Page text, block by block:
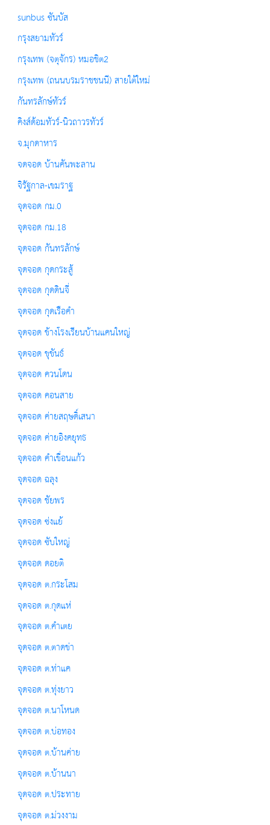
sunbus ซันบัส
กรุงสยามทัวร์
กรุงเทพ (จตุจักร) หมอชิต2
กรุงเทพ (ถนนบรมราชชนนี) สายใต้ใหม่
กันทรลักษ์ทัวร์
คิงส์ด้อมทัวร์-นิวถาวรทัวร์
จ.มุกดาหาร
จดจอด บ้านคันพะลาน
จิรัฐกาล-เขมราฐ
จุดจอด กม.0
จุดจอด กม.18
จุดจอด กันทรลักษ์
จุดจอด กุดกระสู้
จุดจอด กุดดินจี่
จุดจอด กุดเรือคำ
จุดจอด ข้างโรงเรียนบ้านแคนใหญ่
จุดจอด ขุขันธ์
จุดจอด ควนโดน
จุดจอด คอนสาย
จุดจอด ค่ายสฤษดิ์เสนา
จุดจอด ค่ายอิงคยุทธ
จุดจอด คำเขื่อนแก้ว
จุดจอด ฉลุง
จุดจอด ชัยพร
จุดจอด ซ่งแย้
จุดจอด ซับใหญ่
จุดจอด ดอยติ
จุดจอด ต.กระโสม
จุดจอด ต.กุดแห่
จุดจอด ต.คำเตย
จุดจอด ต.ตาดข่า
จุดจอด ต.ท่าแค
จุดจอด ต.ทุ่งยาว
จุดจอด ต.นาโหนด
จุดจอด ต.บ่อทอง
จุดจอด ต.บ้านค่าย
จุดจอด ต.บ้านนา
จุดจอด ต.ประทาย
จุดจอด ต.ม่วงงาม